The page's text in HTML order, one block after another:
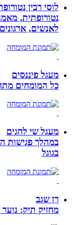
לוסי רבין
לאנשים,
מעגל פיננסים
כל המומחים
מעגל שי לחגים
במהלך פגישות
בגוגל
רן שגב
מחזיק תיק: נוער